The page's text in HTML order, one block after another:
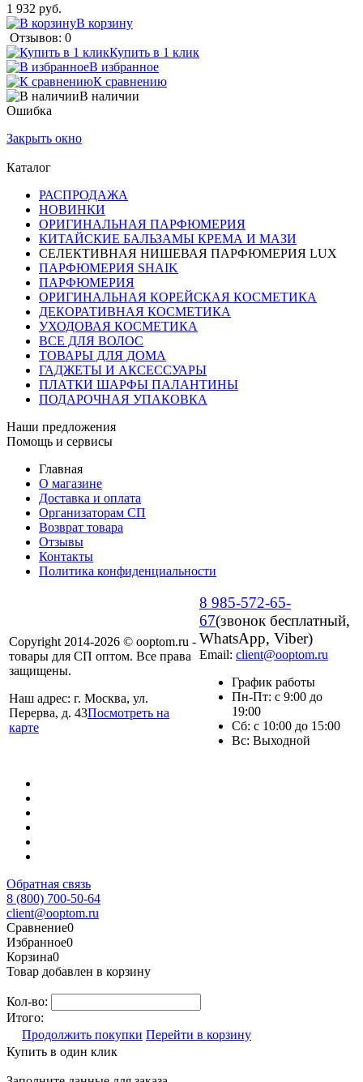
1 932 руб.
В корзину
Отзывов: 0
Купить в 1 клик
В избранное
К сравнению
В наличии
Ошибка
Закрыть окно
Каталог
РАСПРОДАЖА
НОВИНКИ
ОРИГИНАЛЬНАЯ ПАРФЮМЕРИЯ
КИТАЙСКИЕ БАЛЬЗАМЫ КРЕМА И МАЗИ
СЕЛЕКТИВНАЯ НИШЕВАЯ ПАРФЮМЕРИЯ LUX
ПАРФЮМЕРИЯ SHAIK
ПАРФЮМЕРИЯ
ОРИГИНАЛЬНАЯ КОРЕЙСКАЯ КОСМЕТИКА
ДЕКОРАТИВНАЯ КОСМЕТИКА
УХОДОВАЯ КОСМЕТИКА
ВСЕ ДЛЯ ВОЛОС
ТОВАРЫ ДЛЯ ДОМА
ГАДЖЕТЫ И АКСЕССУАРЫ
ПЛАТКИ ШАРФЫ ПАЛАНТИНЫ
ПОДАРОЧНАЯ УПАКОВКА
Наши предложения
Помощь и сервисы
Главная
О магазине
Доставка и оплата
Организаторам СП
Возврат товара
Отзывы
Контакты
Политика конфиденциальности
Copyright 2014-2026 © ooptom.ru -
товары для СП оптом. Все права
защищены.
Наш адрес: г. Москва, ул.
Перерва, д. 43Посмотреть на
карте
8 985-572-65-
67(звонок бесплатный,
WhatsApp, Viber)
Email: client@ooptom.ru
График работы
Пн-Пт: с 9:00 до
19:00
Сб: с 10:00 до 15:00
Вс: Выходной
Обратная связь
8 (800) 700-50-64
client@ooptom.ru
Сравнение0
Избранное0
Корзина0
Товар добавлен в корзину
Кол-во:
Итого:
Продолжить покупки Перейти в корзину
Купить в один клик